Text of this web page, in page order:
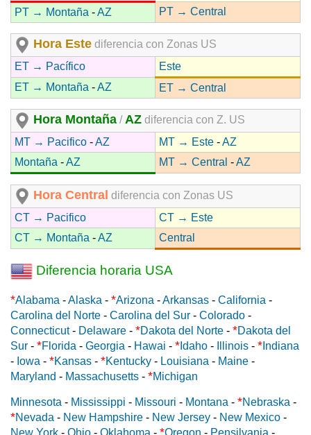
PT → Montaña -AZ PT → Central
Hora Este diferencia con Zonas US
ET → Pacífico
Este
ET → Montaña -AZ ET → Central
Hora Montaña /AZ diferencia con Z. US
MT → Pacifico -AZ MT → Este -AZ
Montaña -AZ MT → Central -AZ
Hora Central diferencia con Zonas US
CT → Pacifico
CT → Este
CT → Montaña -AZ Central
Diferencia horaria USA
*Alabama -Alaska - *Arizona -Arkansas - California -
Carolina del Norte - Carolina del Sur - Colorado -
Connecticut- Delaware - *Dakota del Norte - *Dakota del
Sur - *Florida - Georgia - Hawai - * Idaho - Illinois - * Indiana
- Iowa - *Kansas - *Kentucky - Louisiana - Maine -
Maryland - Massachusetts - *Michigan
Minnesota - Mississippi - Missouri - Montana - *Nebraska -
*Nevada - New Hampshire - New Jersey - New Mexico -